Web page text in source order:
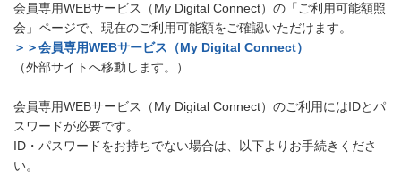
会員専用WEBサービス（My Digital Connect）の「ご利用可能額照
会」ページで、現在のご利用可能額をご確認いただけます。
＞＞会員専用WEBサービス（My Digital Connect）
（外部サイトへ移動します。）
会員専用WEBサービス（My Digital Connect）のご利用にはIDとパ
スワードが必要です。
ID・パスワードをお持ちでない場合は、以下よりお手続きくださ
い。